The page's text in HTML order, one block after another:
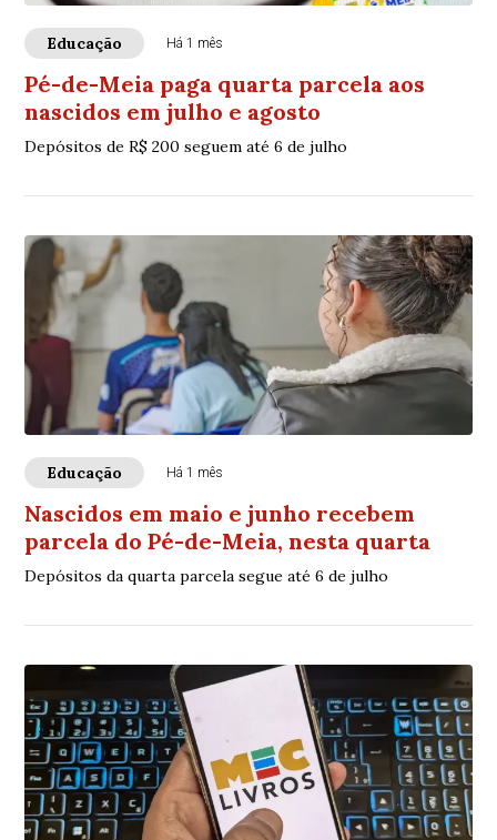
Educação Há 1 mês
Pé-de-Meia paga quarta parcela aos
nascidos em julho e agosto
Depósitos de R$ 200 seguem até 6 de julho
Educação Há 1 mês
Nascidos em maio e junho recebem
parcela do Pé-de-Meia, nesta quarta
Depósitos da quarta parcela segue até 6 de julho